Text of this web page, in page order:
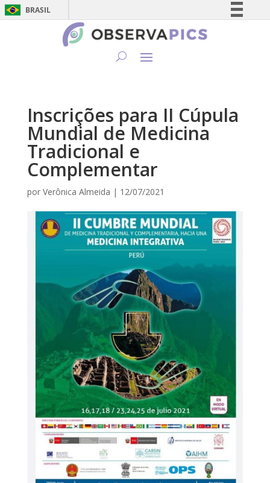
BRASIL
Simplifique!
Canais
Inscrições para II Cúpula
Mundial de Medicina
Tradicional e
Complementar
por Verônica Almeida | 12/07/2021